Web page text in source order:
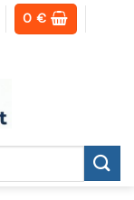
0€